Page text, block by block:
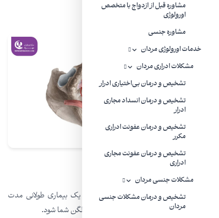
مشاوره قبل از ازدواج با متخصص
اورولوژی
مشاوره جنسی
خدمات اورولوژی مردان
مشکلات ادراری مردان
تشخیص و درمان بی‌اختیاری ادرار
تشخیص و درمان انسداد مجاری
ادرار
تشخیص و درمان عفونت ادراری
مکرر
تشخیص و درمان عفونت مجاری
ادراری
مشکلات جنسی مردان
تشخیص و درمان مشکلات جنسی
مردان
درد مبهم لگن در زنان
سیستیت بینابینی یا سندرم مثانه دردناک، یک بیماری طولانی مدت
است که می‌تواند باعث درد و فشار در مثانه و لگن شما شود.